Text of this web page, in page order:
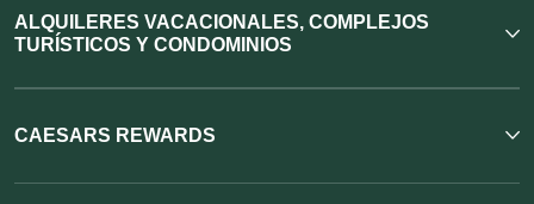
ALQUILERES VACACIONALES, COMPLEJOS
TURÍSTICOS Y CONDOMINIOS
CAESARS REWARDS